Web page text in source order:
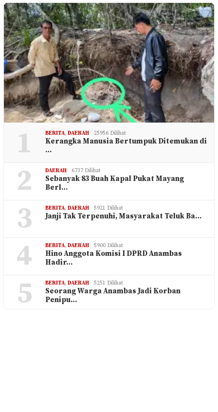
1 BERITA, DAERAH 25956 Dilihat
Kerangka Manusia Bertumpuk Ditemukan di
…
2 DAERAH 6737 Dilihat
Sebanyak 83 Buah Kapal Pukat Mayang
Berl…
3 BERITA, DAERAH 5921 Dilihat
Janji Tak Terpenuhi, Masyarakat Teluk Ba…
4 BERITA, DAERAH 5900 Dilihat
Hino Anggota Komisi I DPRD Anambas
Hadir…
5 BERITA, DAERAH 5251 Dilihat
Seorang Warga Anambas Jadi Korban
Penipu…